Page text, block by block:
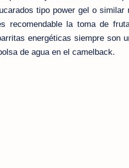
tipo power gel o similar
recomendable la toma de
energéticas siempre son
de agua en el camelback.